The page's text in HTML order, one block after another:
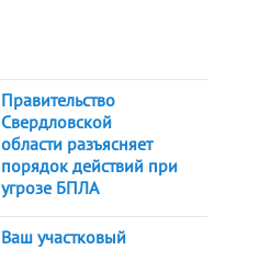
Правительство
Свердловской
области разъясняет
порядок действий при
угрозе БПЛА
Ваш участковый